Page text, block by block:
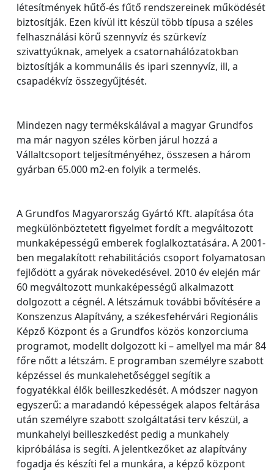
létesítmények hűtő-és fűtő rendszereinek működését
biztosítják. Ezen kívül itt készül több típusa a széles
felhasználási körű szennyvíz és szürkevíz
szivattyúknak, amelyek a csatornahálózatokban
biztosítják a kommunális és ipari szennyvíz, ill, a
csapadékvíz összegyűjtését.
Mindezen nagy termékskálával a magyar Grundfos
ma már nagyon széles körben járul hozzá a
Vállaltcsoport teljesítményéhez, összesen a három
gyárban 65.000 m2-en folyik a termelés.
A Grundfos Magyarország Gyártó Kft. alapítása óta
megkülönböztetett figyelmet fordít a megváltozott
munkaképességű emberek foglalkoztatására. A 2001-
ben megalakított rehabilitációs csoport folyamatosan
fejlődött a gyárak növekedésével. 2010 év elején már
60 megváltozott munkaképességű alkalmazott
dolgozott a cégnél. A létszámuk további bővítésére a
Konszenzus Alapítvány, a székesfehérvári Regionális
Képző Központ és a Grundfos közös konzorciuma
programot, modellt dolgozott ki – amellyel ma már 84
főre nőtt a létszám. E programban személyre szabott
képzéssel és munkalehetőséggel segítik a
fogyatékkal élők beilleszkedését. A módszer nagyon
egyszerű: a maradandó képességek alapos feltárása
után személyre szabott szolgáltatási terv készül, a
munkahelyi beilleszkedést pedig a munkahely
kipróbálása is segíti. A jelentkezőket az alapítvány
fogadja és készíti fel a munkára, a képző központ